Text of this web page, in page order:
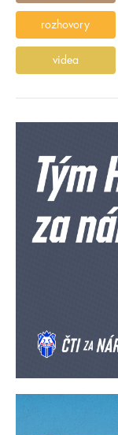
rozhovory
videa